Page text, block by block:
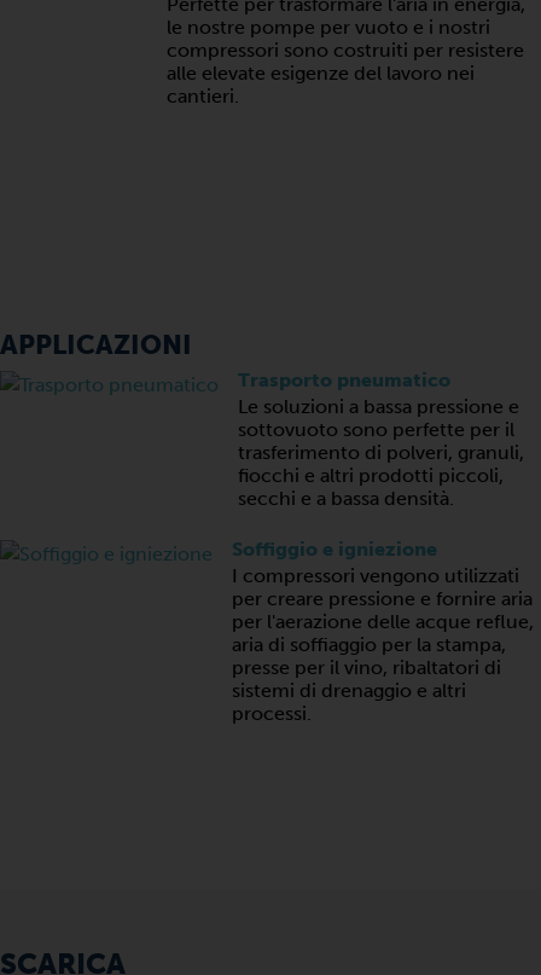
le nostre pompe per vuoto e i nostri
compressori sono costruiti per resistere
alle elevate esigenze del lavoro nei
cantieri.
APPLICAZIONI
Trasporto pneumatico
Le soluzioni a bassa pressione e
sottovuoto sono perfette per il
trasferimento di polveri, granuli,
fiocchi e altri prodotti piccoli,
secchi e a bassa densità.
Soffiggio e igniezione
I compressori vengono utilizzati
per creare pressione e fornire aria
per l'aerazione delle acque reflue,
aria di soffiaggio per la stampa,
presse per il vino, ribaltatori di
sistemi di drenaggio e altri
processi.
SCARICA